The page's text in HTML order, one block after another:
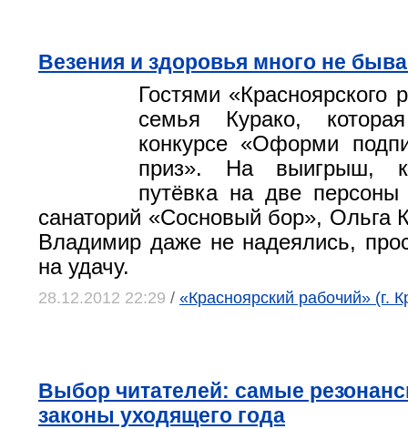
Везения и здоровья много не
Гостями «Красноярского
семья Курако,
конкурсе «Оформи
приз». На выигрыш,
путёвка на две персоны
санаторий «Сосновый бор», Ольга
Владимир даже не надеялись,
на удачу.
28.12.2012 22:29 / «Красноярский рабочий» (г.
Выбор читателей: самые
законы уходящего года